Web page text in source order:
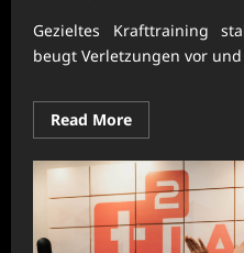
Gezieltes Krafttraining
beugt Verletzungen vor
Read MoreRead
more
Krafttraining
für
stabile
gezielt
nutzen